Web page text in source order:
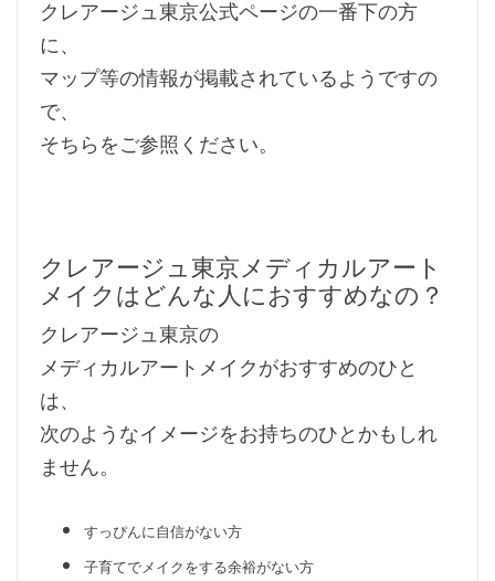
クレアージュ東京公式ページの一番下の方
に、
マップ等の情報が掲載されているようですの
で、
そちらをご参照ください。
クレアージュ東京メディカルアート
メイクはどんな人におすすめなの？
クレアージュ東京の
メディカルアートメイクがおすすめのひと
は、
次のようなイメージをお持ちのひとかもしれ
ません。
すっぴんに自信がない方
子育てでメイクをする余裕がない方